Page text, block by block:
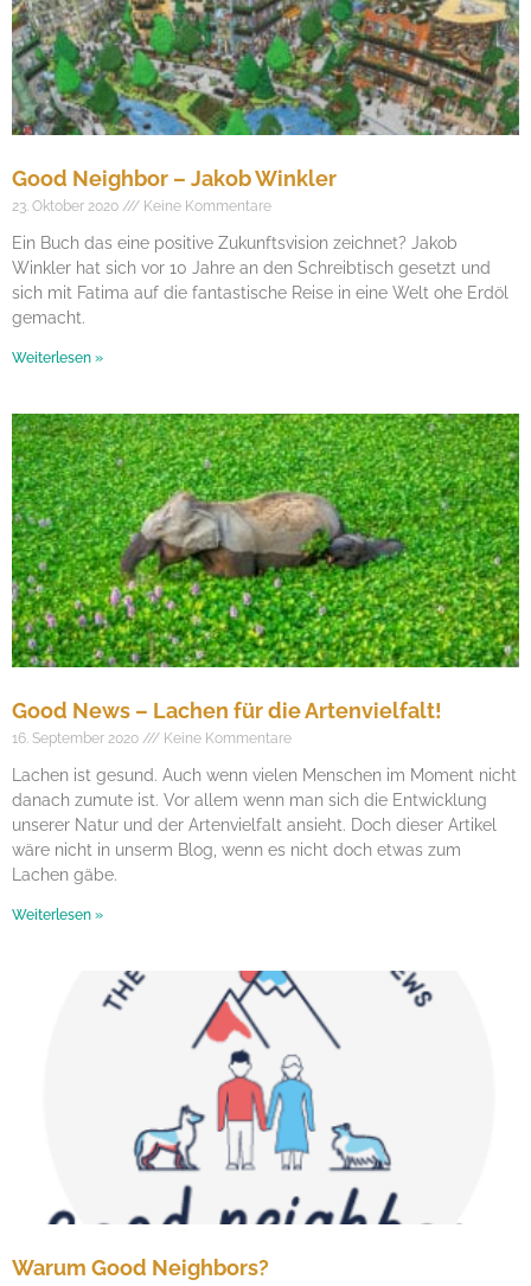
Good Neighbor – Jakob Winkler
23. Oktober 2020 Keine Kommentare
Ein Buch das eine positive Zukunftsvision zeichnet? Jakob
Winkler hat sich vor 10 Jahre an den Schreibtisch gesetzt und
sich mit Fatima auf die fantastische Reise in eine Welt ohe Erdöl
gemacht.
Weiterlesen »
Good News – Lachen für die Artenvielfalt!
16. September 2020 Keine Kommentare
Lachen ist gesund. Auch wenn vielen Menschen im Moment nicht
danach zumute ist. Vor allem wenn man sich die Entwicklung
unserer Natur und der Artenvielfalt ansieht. Doch dieser Artikel
wäre nicht in unserm Blog, wenn es nicht doch etwas zum
Lachen gäbe.
Weiterlesen »
Warum Good Neighbors?